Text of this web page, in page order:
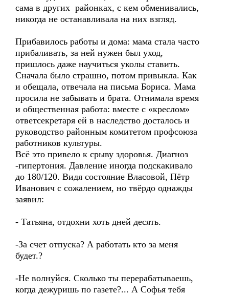
сама в других районках, с кем обменивались,
никогда не останавливала на них взгляд.
Прибавилось работы и дома: мама стала часто
прибаливать, за ней нужен был уход,
пришлось даже научиться уколы ставить.
Сначала было страшно, потом привыкла. Как
и обещала, отвечала на письма Бориса. Мама
просила не забывать и брата. Отнимала время
и общественная работа: вместе с «креслом»
ответсекретаря ей в наследство досталось и
руководство районным комитетом профсоюза
работников культуры.
Всё это привело к срыву здоровья. Диагноз
-гипертония. Давление иногда подскакивало
до 180/120. Видя состояние Власовой, Пётр
Иванович с сожалением, но твёрдо однажды
заявил:
- Татьяна, отдохни хоть дней десять.
-За счет отпуска? А работать кто за меня
будет.?
-Не волнуйся. Сколько ты перерабатываешь,
когда дежуришь по газете?... А Софья тебя